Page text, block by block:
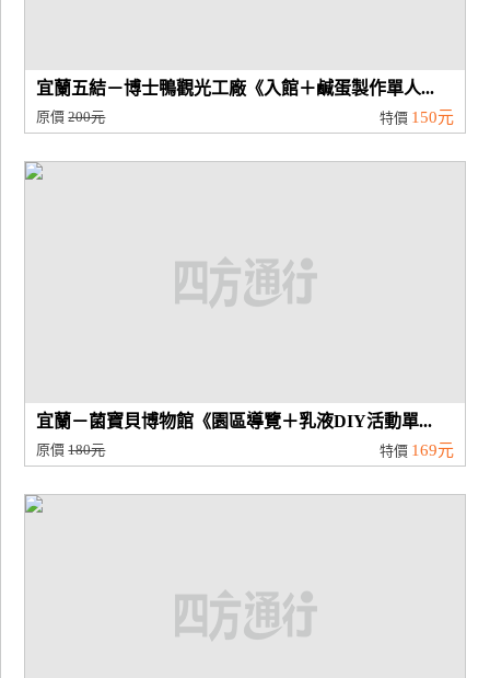
宜蘭五結－博士鴨觀光工廠《入館＋鹹蛋製作單人...
原價200元 特價 150元
宜蘭－菌寶貝博物館《園區導覽＋乳液DIY活動單...
原價180元 特價 169元